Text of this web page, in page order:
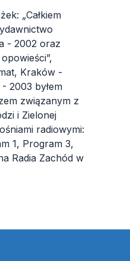
„Całkiem
- 2002 oraz
Kraków -
2003 byłem
związanym z
i Zielonej
radiowymi:
1, Program 3,
Radia Zachód w